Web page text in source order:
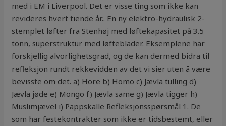
med i EM i Liverpool. Det er visse ting som ikke kan
revideres hvert tiende år.. En ny elektro-hydraulisk 2-
stemplet løfter fra Stenhøj med løftekapasitet på 3.5
tonn, superstruktur med løfteblader. Eksemplene har
forskjellig alvorlighetsgrad, og de kan dermed bidra til
refleksjon rundt rekkevidden av det vi sier uten å være
bevisste om det. a) Hore b) Homo c) Jævla tulling d)
Jævla jøde e) Mongo f) Jævla same g) Jævla tigger h)
Muslimjævel i) Pappskalle Refleksjonsspørsmål 1. De
som har festekontrakter som ikke er tidsbestemt, eller